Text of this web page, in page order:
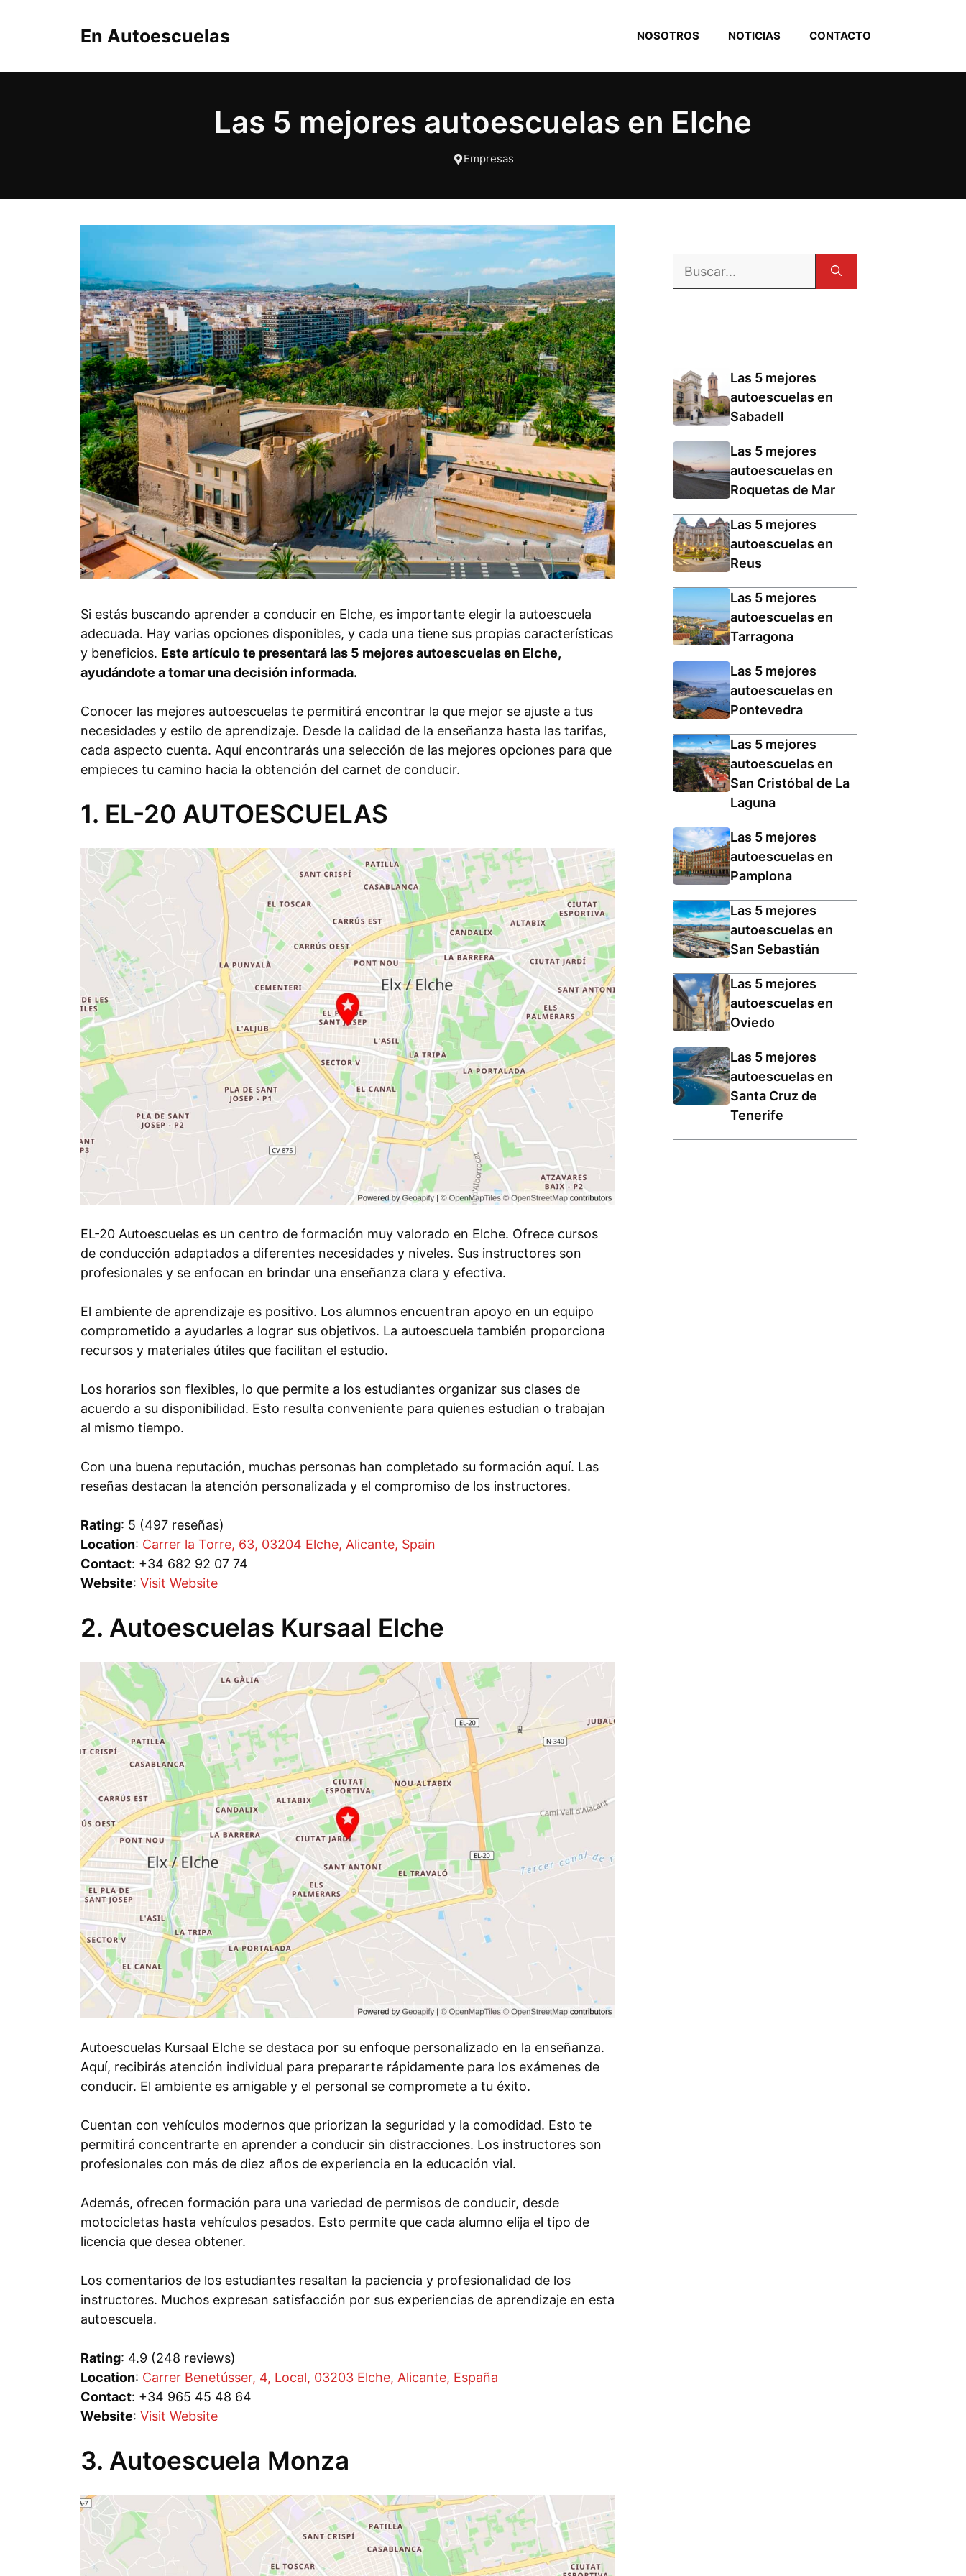
En Autoescuelas NOSOTROS NOTICIAS CONTACTO
Las 5 mejores autoescuelas en Elche
Empresas
Si estás buscando aprender a conducir en Elche, es importante elegir la autoescuela
adecuada. Hay varias opciones disponibles, y cada una tiene sus propias características
y beneficios. Este artículo te presentará las 5 mejores autoescuelas en Elche,
ayudándote a tomar una decisión informada.
Conocer las mejores autoescuelas te permitirá encontrar la que mejor se ajuste a tus
necesidades y estilo de aprendizaje. Desde la calidad de la enseñanza hasta las tarifas,
cada aspecto cuenta. Aquí encontrarás una selección de las mejores opciones para que
empieces tu camino hacia la obtención del carnet de conducir.
1. EL-20 AUTOESCUELAS
EL-20 Autoescuelas es un centro de formación muy valorado en Elche. Ofrece cursos
de conducción adaptados a diferentes necesidades y niveles. Sus instructores son
profesionales y se enfocan en brindar una enseñanza clara y efectiva.
El ambiente de aprendizaje es positivo. Los alumnos encuentran apoyo en un equipo
comprometido a ayudarles a lograr sus objetivos. La autoescuela también proporciona
recursos y materiales útiles que facilitan el estudio.
Los horarios son flexibles, lo que permite a los estudiantes organizar sus clases de
acuerdo a su disponibilidad. Esto resulta conveniente para quienes estudian o trabajan
al mismo tiempo.
Con una buena reputación, muchas personas han completado su formación aquí. Las
reseñas destacan la atención personalizada y el compromiso de los instructores.
Rating: 5 (497 reseñas)
Location: Carrer la Torre, 63, 03204 Elche, Alicante, Spain
Contact: +34 682 92 07 74
Website: Visit Website
2. Autoescuelas Kursaal Elche
Autoescuelas Kursaal Elche se destaca por su enfoque personalizado en la enseñanza.
Aquí, recibirás atención individual para prepararte rápidamente para los exámenes de
conducir. El ambiente es amigable y el personal se compromete a tu éxito.
Cuentan con vehículos modernos que priorizan la seguridad y la comodidad. Esto te
permitirá concentrarte en aprender a conducir sin distracciones. Los instructores son
profesionales con más de diez años de experiencia en la educación vial.
Además, ofrecen formación para una variedad de permisos de conducir, desde
motocicletas hasta vehículos pesados. Esto permite que cada alumno elija el tipo de
licencia que desea obtener.
Los comentarios de los estudiantes resaltan la paciencia y profesionalidad de los
instructores. Muchos expresan satisfacción por sus experiencias de aprendizaje en esta
autoescuela.
Rating: 4.9 (248 reviews)
Location: Carrer Benetússer, 4, Local, 03203 Elche, Alicante, España
Contact: +34 965 45 48 64
Website: Visit Website
3. Autoescuela Monza
Las 5 mejores
autoescuelas en
Sabadell
Las 5 mejores
autoescuelas en
Roquetas de Mar
Las 5 mejores
autoescuelas en
Reus
Las 5 mejores
autoescuelas en
Tarragona
Las 5 mejores
autoescuelas en
Pontevedra
Las 5 mejores
autoescuelas en
San Cristóbal de La
Laguna
Las 5 mejores
autoescuelas en
Pamplona
Las 5 mejores
autoescuelas en
San Sebastián
Las 5 mejores
autoescuelas en
Oviedo
Las 5 mejores
autoescuelas en
Santa Cruz de
Tenerife